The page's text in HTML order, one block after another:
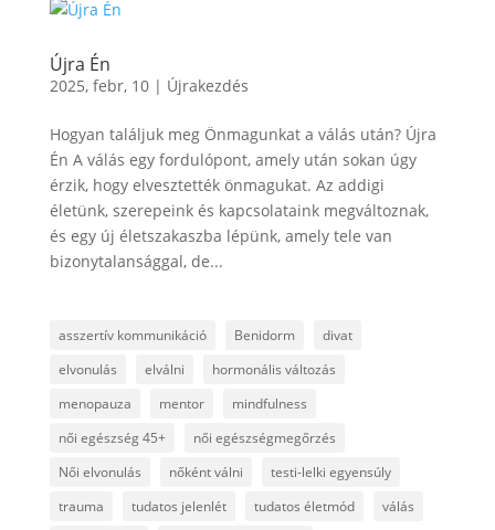
Újra Én
2025, febr, 10| Újrakezdés
Hogyan találjuk meg Önmagunkat a válás után? Újra
Én A válás egy fordulópont, amely után sokan úgy
érzik, hogy elvesztették önmagukat. Az addigi
életünk, szerepeink és kapcsolataink megváltoznak,
és egy új életszakaszba lépünk, amely tele van
bizonytalansággal, de...
asszertív kommunikáció Benidorm
divat
elvonulás
elválni
hormonális változás
menopauza
mentor
mindfulness
női egészség 45+
női egészségmegőrzés
Női elvonulás
nőként válni
testi-lelki egyensúly
trauma
tudatos jelenlét tudatos életmód
válás